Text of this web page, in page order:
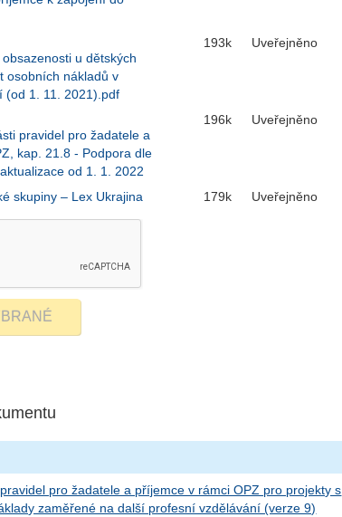
u dětských
osobních nákladů v
(od 1. 11. 2021).pdf
193k Uveřejněno
pravidel pro žadatele a
kap. 21.8 - Podpora dle
od 1. 1. 2022
196k Uveřejněno
skupiny – Lex Ukrajina 179k Uveřejněno
pro žadatele a příjemce v rámci OPZ pro projekty s
zaměřené na další profesní vzdělávání (verze 9)